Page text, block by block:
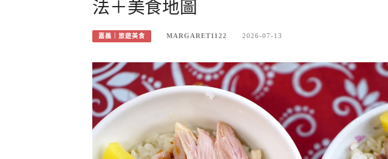
法＋美食地圖
嘉義｜旅遊美食 MARGARET1122 2026-07-13